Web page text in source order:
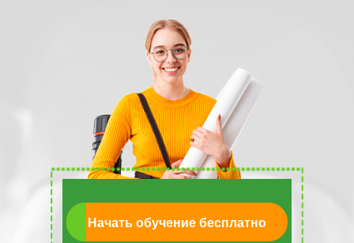
Начать обучение бесплатно